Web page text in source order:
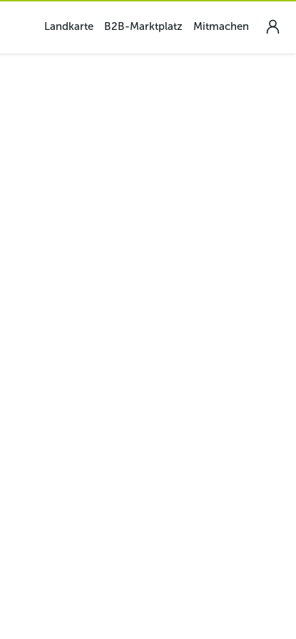
Landkarte B2B-Marktplatz Mitmachen